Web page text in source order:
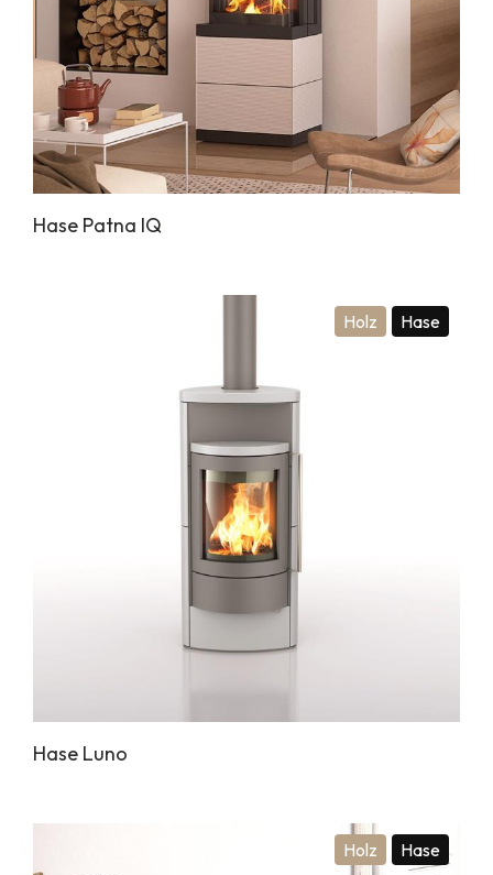
Hase Patna IQ
Holz Hase
Hase Luno
Holz Hase